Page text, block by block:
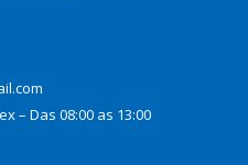
– Das 08:00 as 13:00